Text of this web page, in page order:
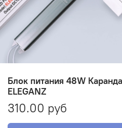
Блок питания 48W
ELEGANZ
310.00 руб